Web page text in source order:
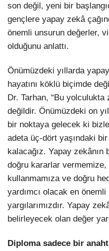
son değil, yeni bir
gençlere yapay zekâ
önemli unsurun değerler,
olduğunu anlattı.
Önümüzdeki yıllarda
hayatını köklü biçimde
Dr. Tarhan, “Bu yolculukta
değildir. Önümüzdeki on
bir noktaya gelecek ki
adeta üç-dört yaşındaki
kalacağız. Yapay
doğru kararlar vermemize,
kullanmamıza ve doğru
yardımcı olacak en
yargılarımızdır. Yapay
belirleyecek olan değer
Diploma sadece bir